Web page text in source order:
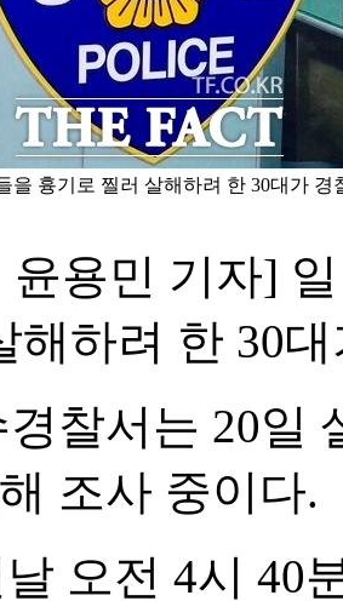
을 흉기로 찔러 살해하려 한 30대가 경
용민 기자]
해하려 한 30
찰서는 20일
조사 중이다.
오전 4시 40